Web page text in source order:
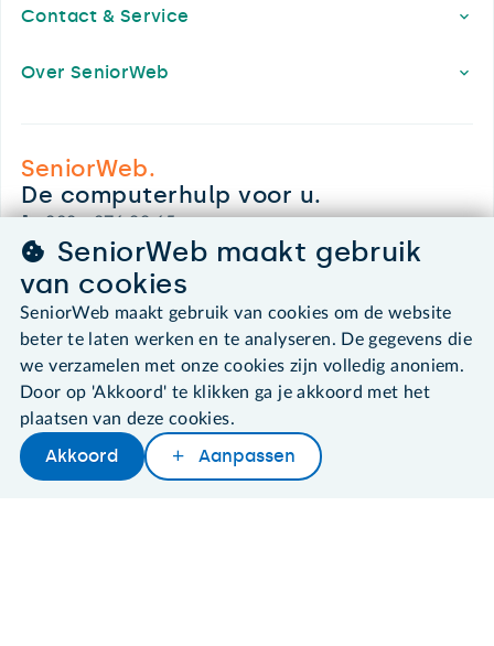
Later lezen Delen Woordenboek
Contact & Service
Over SeniorWeb
SeniorWeb.
De computerhulp voor u.
030 - 276 99 65
leden@seniorweb.nl
©2026 SeniorWeb
Algemene voorwaarden
Cookies en cookie-instellingen
Disclaimer
SeniorWeb maakt gebruik
van cookies
SeniorWeb maakt gebruik van cookies om de website
beter te laten werken en te analyseren. De gegevens die
we verzamelen met onze cookies zijn volledig anoniem.
Door op 'Akkoord' te klikken ga je akkoord met het
plaatsen van deze cookies.
Akkoord Aanpassen